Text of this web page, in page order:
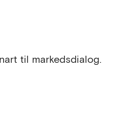
til markedsdialog.